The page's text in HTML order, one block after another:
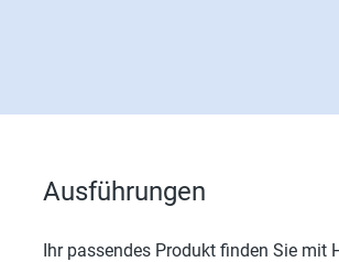
Ausführungen
Ihr passendes Produkt finden Sie mit